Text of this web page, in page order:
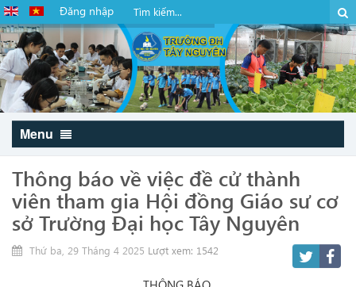
Đăng nhập
Menu
Thông báo về việc đề cử thành
viên tham gia Hội đồng Giáo sư cơ
sở Trường Đại học Tây Nguyên
Thứ ba, 29 Tháng 4 2025 Lượt xem: 1542